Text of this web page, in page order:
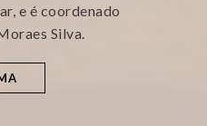
e é coordenado
Silva.